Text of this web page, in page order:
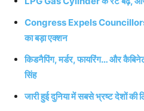
Congress Expels Councillors
का बड़ा एक्शन
किडनैपिंग, मर्डर, फायरिंग… और
सिंह
जारी हुई दुनिया में सबसे भ्रष्ट देशों की